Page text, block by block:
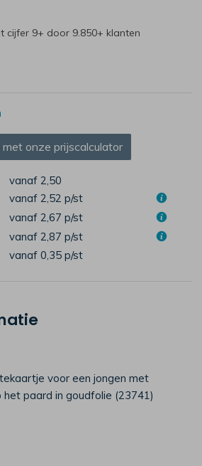
cijfer 9+ door 9.850+ klanten
onze prijscalculator
vanaf 2,50
vanaf 2,52 p/st
vanaf 2,67 p/st
vanaf 2,87 p/st
vanaf 0,35 p/st
voor een jongen met
paard in goudfolie (23741)